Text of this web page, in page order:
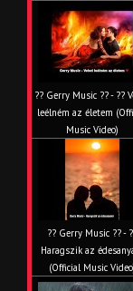
?? Gerry Music ?? - ??
leélném az életem
Music Video)
?? Gerry Music ?? -
Haragszik az
(Official Music